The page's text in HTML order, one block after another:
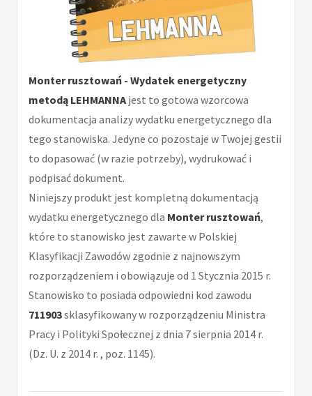
Monter rusztowań - Wydatek energetyczny
metodą LEHMANNA jest to gotowa wzorcowa
dokumentacja analizy wydatku energetycznego dla
tego stanowiska. Jedyne co pozostaje w Twojej gestii
to dopasować (w razie potrzeby), wydrukować i
podpisać dokument.
Niniejszy produkt jest kompletną dokumentacją
wydatku energetycznego dla Monter rusztowań,
które to stanowisko jest zawarte w Polskiej
Klasyfikacji Zawodów zgodnie z najnowszym
rozporządzeniem i obowiązuje od 1 Stycznia 2015 r.
Stanowisko to posiada odpowiedni kod zawodu
711903sklasyfikowany w rozporządzeniu Ministra
Pracy i Polityki Społecznej z dnia 7 sierpnia 2014 r.
(Dz. U. z 2014 r. , poz. 1145).